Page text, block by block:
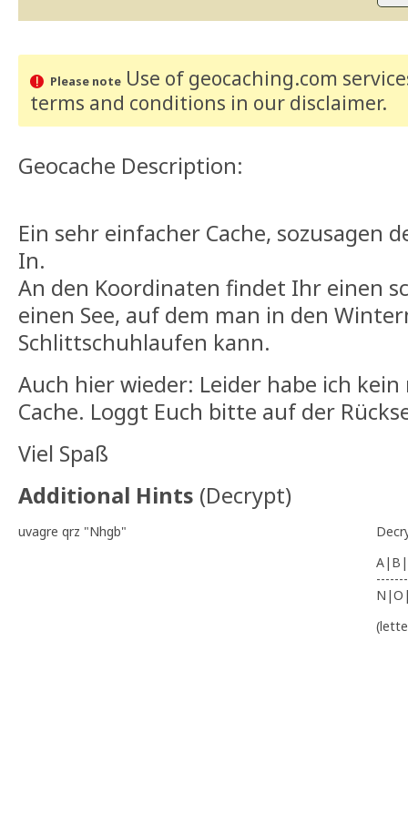
Please noteUse of geocaching.com
terms and conditions in our disclaimer.
Geocache Description:
Ein sehr einfacher Cache, sozusagen
In.
An den Koordinaten findet Ihr einen
einen See, auf dem man in den
Schlittschuhlaufen kann.
Auch hier wieder: Leider habe ich
Cache. Loggt Euch bitte auf der
Viel Spaß
Additional Hints (Decrypt)
uvagre qrz "Nhgb"